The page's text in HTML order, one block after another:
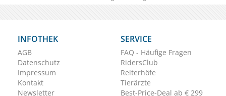
INFOTHEK
AGB
Datenschutz
Impressum
Kontakt
Newsletter
SERVICE
FAQ - Häufige Fragen
RidersClub
Reiterhöfe
Tierärzte
Best-Price-Deal ab € 299